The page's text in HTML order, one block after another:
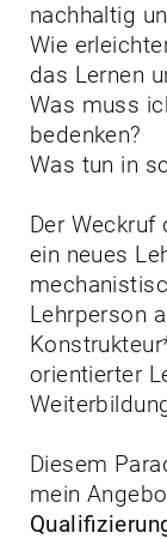
nachhaltig
Wie
das Lernen
Was muss
bedenken?
Was tun in
Der Weckruf
ein neues
Lehrperson
orientierter
Diesem
mein